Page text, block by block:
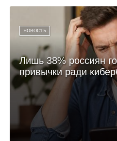
НОВОСТЬ
Лишь 38% россиян
привычки ради